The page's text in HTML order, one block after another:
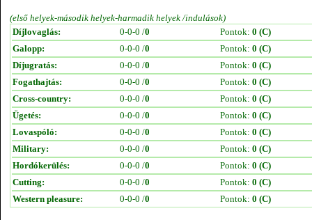
(első helyek-második helyek-harmadik helyek /indulások)
Díjlovaglás:
0-0-0 /0 Pontok: 0 (C)
Galopp:
0-0-0 /0 Pontok: 0 (C)
Díjugratás:
0-0-0 /0 Pontok: 0 (C)
Fogathajtás:
0-0-0 /0 Pontok: 0 (C)
Cross-country:
0-0-0 /0 Pontok: 0 (C)
Ügetés:
0-0-0 /0 Pontok: 0 (C)
Lovaspóló:
0-0-0 /0 Pontok: 0 (C)
Military:
0-0-0 /0 Pontok: 0 (C)
Hordókerülés:
0-0-0 /0 Pontok: 0 (C)
Cutting:
0-0-0 /0 Pontok: 0 (C)
Western pleasure:
0-0-0 /0 Pontok: 0 (C)